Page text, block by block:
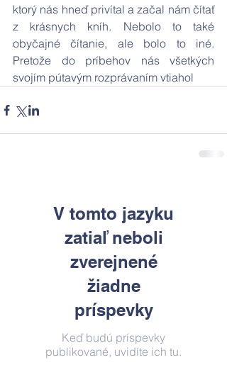
ktorý nás hneď privítal a začal nám čítať
z krásnych kníh. Nebolo to také
obyčajné čítanie, ale bolo to iné.
Pretože do príbehov nás všetkých
svojím pútavým rozprávaním vtiahol
V tomto jazyku
zatiaľ neboli
zverejnené
žiadne
príspevky
Keď budú príspevky
publikované, uvidíte ich tu.